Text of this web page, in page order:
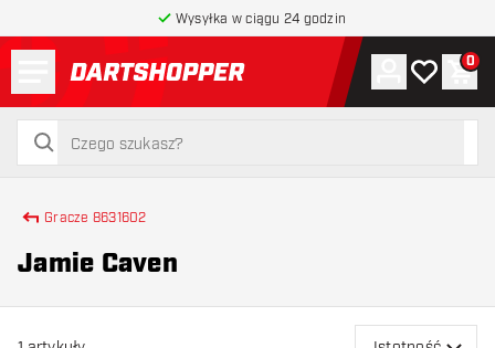
Wysyłka w ciągu 24 godzin
powrót do strony głównej
szukaj
szukaj
Konto
Moja lista
0
Gracze 8631602
Jamie Caven